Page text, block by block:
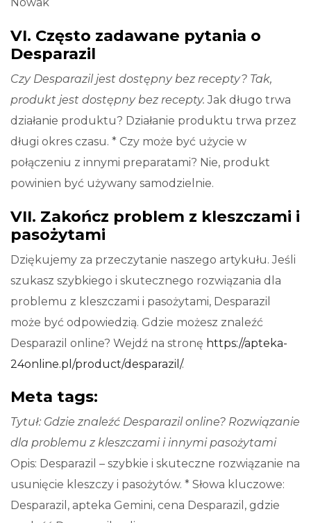
VI. Często zadawane pytania o
Desparazil
Czy Desparazil jest dostępny bez recepty? Tak,
produkt jest dostępny bez recepty.Jak długo trwa
działanie produktu? Działanie produktu trwa przez
długi okres czasu. * Czy może być użycie w
połączeniu z innymi preparatami? Nie, produkt
powinien być używany samodzielnie.
VII. Zakończ problem z kleszczami i
pasożytami
Dziękujemy za przeczytanie naszego artykułu. Jeśli
szukasz szybkiego i skutecznego rozwiązania dla
problemu z kleszczami i pasożytami, Desparazil
może być odpowiedzią. Gdzie możesz znaleźć
Desparazil online? Wejdź na stronę https://apteka-
24online.pl/product/desparazil/.
Meta tags:
Tytuł: Gdzie znaleźć Desparazil online? Rozwiązanie
dla problemu z kleszczami i innymi pasożytami
Opis: Desparazil – szybkie i skuteczne rozwiązanie na
usunięcie kleszczy i pasożytów. * Słowa kluczowe:
Desparazil, apteka Gemini, cena Desparazil, gdzie